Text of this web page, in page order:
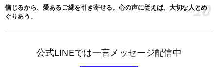
信じるから、愛あるご縁を引き寄せる。心の声に従えば、大切な人とめ
ぐりあう。
10
公式LINEでは一言メッセージ配信中